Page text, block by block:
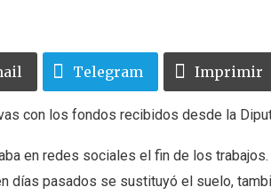
Telegram Imprimir
con los fondos recibidos desde la
en redes sociales el fin de los
días pasados se sustituyó el suelo,